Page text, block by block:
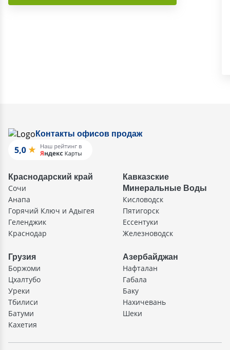
Контакты офисов продаж
Краснодарский край
Сочи
Анапа
Горячий Ключ и Адыгея
Геленджик
Краснодар
Кавказские
Минеральные Воды
Кисловодск
Пятигорск
Ессентуки
Железноводск
Грузия
Боржоми
Цхалтубо
Уреки
Тбилиси
Батуми
Кахетия
Азербайджан
Нафталан
Габала
Баку
Нахичевань
Шеки